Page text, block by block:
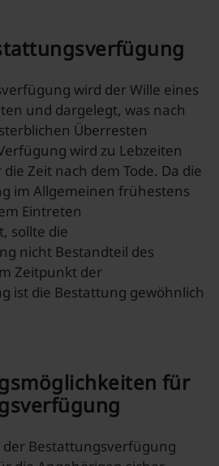
wird der Wille eines
und dargelegt, was nach
Überresten
wird zu Lebzeiten
Zeit nach dem Tode. Da die
im Allgemeinen frühestens
Eintreten
sollte die
nicht Bestandteil des
Zeitpunkt der
ist die Bestattung gewöhnlich
für
Bestattungsverfügung